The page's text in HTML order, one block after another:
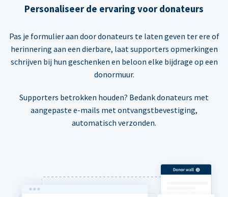
Personaliseer de ervaring voor donateurs
Pas je formulier aan door donateurs te laten geven ter ere of
herinnering aan een dierbare, laat supporters opmerkingen
schrijven bij hun geschenken en beloon elke bijdrage op een
donormuur.
Supporters betrokken houden? Bedank donateurs met
aangepaste e-mails met ontvangstbevestiging,
automatisch verzonden.